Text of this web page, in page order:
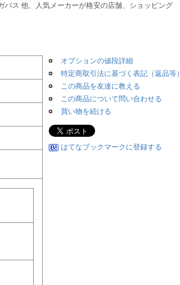
バス 他、人気メーカーが格安の店舗、ショッピング
オプションの値段詳細
特定商取引法に基づく表記（返品等）
この商品を友達に教える
この商品について問い合わせる
買い物を続ける
はてなブックマークに登録する